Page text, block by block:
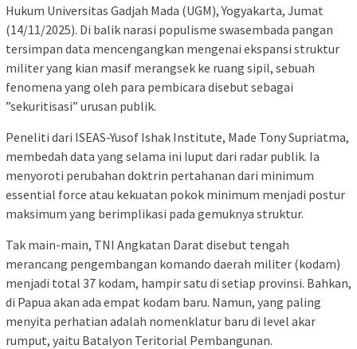
Hukum Universitas Gadjah Mada (UGM), Yogyakarta, Jumat
(14/11/2025). Di balik narasi populisme swasembada pangan
tersimpan data mencengangkan mengenai ekspansi struktur
militer yang kian masif merangsek ke ruang sipil, sebuah
fenomena yang oleh para pembicara disebut sebagai
”sekuritisasi” urusan publik.
Peneliti dari ISEAS-Yusof Ishak Institute, Made Tony Supriatma,
membedah data yang selama ini luput dari radar publik. Ia
menyoroti perubahan doktrin pertahanan dari minimum
essential force atau kekuatan pokok minimum menjadi postur
maksimum yang berimplikasi pada gemuknya struktur.
Tak main-main, TNI Angkatan Darat disebut tengah
merancang pengembangan komando daerah militer (kodam)
menjadi total 37 kodam, hampir satu di setiap provinsi. Bahkan,
di Papua akan ada empat kodam baru. Namun, yang paling
menyita perhatian adalah nomenklatur baru di level akar
rumput, yaitu Batalyon Teritorial Pembangunan.